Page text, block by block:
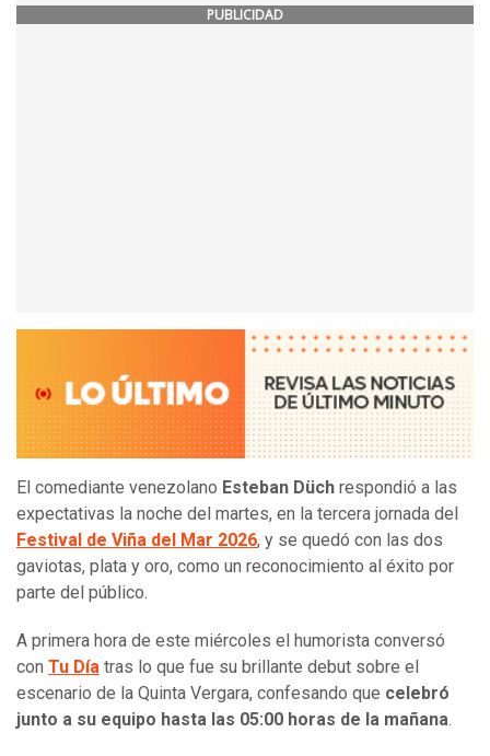
PUBLICIDAD
El comediante venezolano Esteban Düch respondió a las
expectativas la noche del martes, en la tercera jornada del
Festival de Viña del Mar 2026, y se quedó con las dos
gaviotas, plata y oro, como un reconocimiento al éxito por
parte del público.
A primera hora de este miércoles el humorista conversó
con Tu Día tras lo que fue su brillante debut sobre el
escenario de la Quinta Vergara, confesando que celebró
junto a su equipo hasta las 05:00 horas de la mañana.